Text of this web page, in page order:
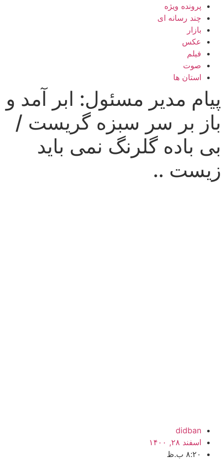
پرونده ویژه
چند رسانه ای
بازار
عکس
فیلم
صوت
استان ها
TEHRAN WEATHER
پیام مدیر مسئول: ابر آمد و
باز بر سر سبزه گریست /
بی باده گلرنگ نمی باید
زیست ..
didban
اسفند ۲۸, ۱۴۰۰
۸:۲۰ ب.ظ